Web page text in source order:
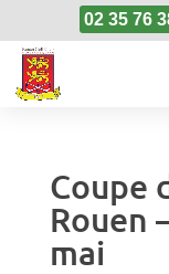
02 35 76
Coupe
Rouen
mai